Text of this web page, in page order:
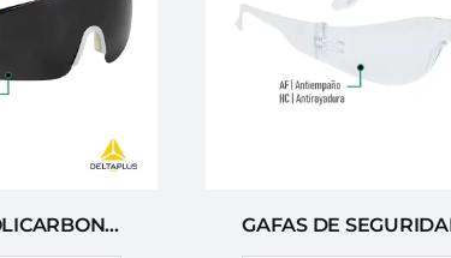
GAFAS DE POLICARBONATO DELTA PLUS